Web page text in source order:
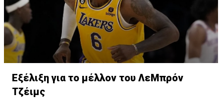
Εξέλιξη για το μέλλον του ΛεΜπρόν
Τζέιμς